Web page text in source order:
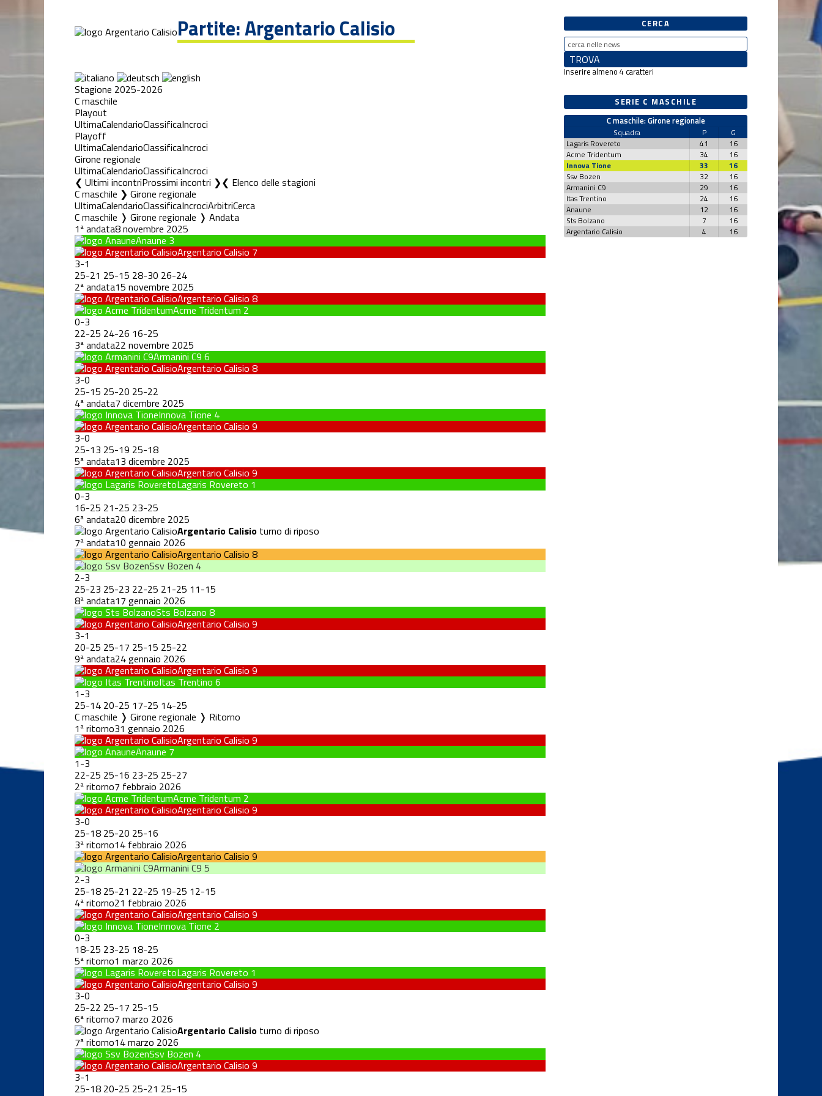
Partite: Argentario Calisio
Stagione 2025-2026
C maschile
Playout
UltimaCalendarioClassificaIncroci
Playoff
UltimaCalendarioClassificaIncroci
Girone regionale
UltimaCalendarioClassificaIncroci
❮ Ultimi incontriProssimi incontri ❯ Elenco delle stagioni
C maschile ❯ Girone regionale
UltimaCalendarioClassificaIncrociArbitriCerca
C maschile ❭ Girone regionale ❭ Andata
1ª andata8 novembre 2025
Anaune 3
Argentario Calisio 7
3-1
25-21 25-15 28-30 26-24
2ª andata15 novembre 2025
Argentario Calisio 8
Acme Tridentum 2
0-3
22-25 24-26 16-25
3ª andata22 novembre 2025
Armanini C9 6
Argentario Calisio 8
3-0
25-15 25-20 25-22
4ª andata7 dicembre 2025
Innova Tione 4
Argentario Calisio 9
3-0
25-13 25-19 25-18
5ª andata13 dicembre 2025
Argentario Calisio 9
Lagaris Rovereto 1
0-3
16-25 21-25 23-25
6ª andata20 dicembre 2025
Argentario Calisio turno di riposo
7ª andata10 gennaio 2026
Argentario Calisio 8
Ssv Bozen 4
2-3
25-23 25-23 22-25 21-25 11-15
8ª andata17 gennaio 2026
Sts Bolzano 8
Argentario Calisio 9
3-1
20-25 25-17 25-15 25-22
9ª andata24 gennaio 2026
Argentario Calisio 9
Itas Trentino 6
1-3
25-14 20-25 17-25 14-25
C maschile ❭ Girone regionale ❭ Ritorno
1ª ritorno31 gennaio 2026
Argentario Calisio 9
Anaune 7
1-3
22-25 25-16 23-25 25-27
2ª ritorno7 febbraio 2026
Acme Tridentum 2
Argentario Calisio 9
3-0
25-18 25-20 25-16
3ª ritorno14 febbraio 2026
Argentario Calisio 9
Armanini C9 5
2-3
25-18 25-21 22-25 19-25 12-15
4ª ritorno21 febbraio 2026
Argentario Calisio 9
Innova Tione 2
0-3
18-25 23-25 18-25
5ª ritorno1 marzo 2026
Lagaris Rovereto 1
Argentario Calisio 9
3-0
25-22 25-17 25-15
6ª ritorno7 marzo 2026
Argentario Calisio turno di riposo
7ª ritorno14 marzo 2026
Ssv Bozen 4
Argentario Calisio 9
3-1
25-18 20-25 25-21 25-15
CERCA
Inserire almeno 4 caratteri
SERIE C MASCHILE
C maschile: Girone regionale
Squadra P
G
Lagaris Rovereto
41
16
Acme Tridentum
34
16
Innova Tione
33
16
Ssv Bozen
32
16
Armanini C9
29
16
Itas Trentino
24
16
Anaune
12
16
Sts Bolzano
7
16
Argentario Calisio
4 16